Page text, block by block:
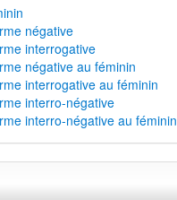
négative
interrogative
négative au féminin
interrogative au féminin
interro-négative
interro-négative au féminin